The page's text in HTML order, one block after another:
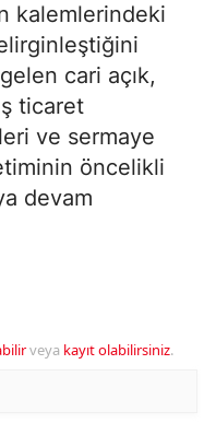
kalemlerindeki
cari açık,
ticaret
ve sermaye
öncelikli
devam
veya kayıt olabilirsiniz.